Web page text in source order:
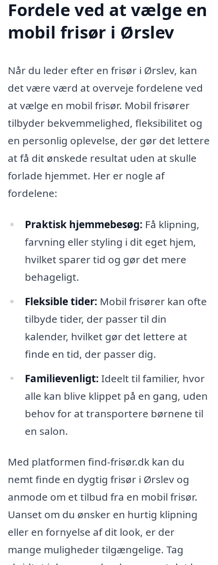
Fordele ved at vælge en
mobil frisør i Ørslev
Når du leder efter en frisør i Ørslev, kan
det være værd at overveje fordelene ved
at vælge en mobil frisør. Mobil frisører
tilbyder bekvemmelighed, fleksibilitet og
en personlig oplevelse, der gør det lettere
at få dit ønskede resultat uden at skulle
forlade hjemmet. Her er nogle af
fordelene:
Praktisk hjemmebesøg: Få klipning,
farvning eller styling i dit eget hjem,
hvilket sparer tid og gør det mere
behageligt.
Fleksible tider: Mobil frisører kan ofte
tilbyde tider, der passer til din
kalender, hvilket gør det lettere at
finde en tid, der passer dig.
Familievenligt: Ideelt til familier, hvor
alle kan blive klippet på en gang, uden
behov for at transportere børnene til
en salon.
Med platformen find-frisør.dk kan du
nemt finde en dygtig frisør i Ørslev og
anmode om et tilbud fra en mobil frisør.
Uanset om du ønsker en hurtig klipning
eller en fornyelse af dit look, er der
mange muligheder tilgængelige. Tag